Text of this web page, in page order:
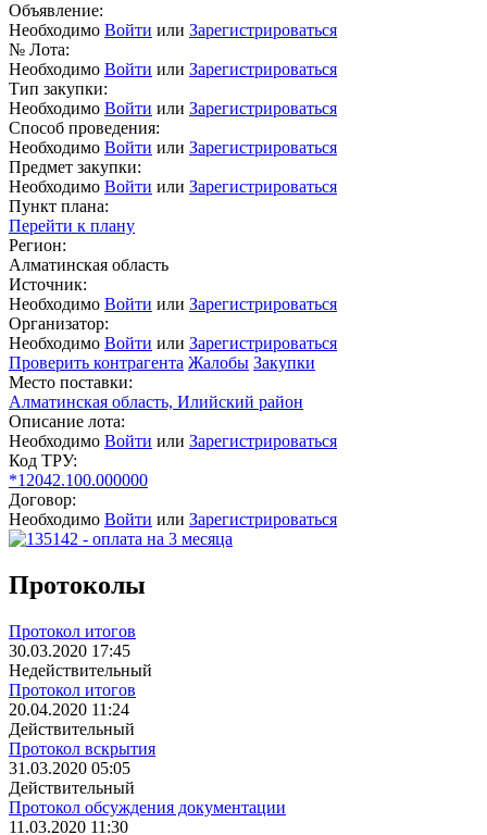
Объявление:
Необходимо Войти или Зарегистрироваться
№ Лота:
Необходимо Войти или Зарегистрироваться
Тип закупки:
Необходимо Войти или Зарегистрироваться
Способ проведения:
Необходимо Войти или Зарегистрироваться
Предмет закупки:
Необходимо Войти или Зарегистрироваться
Пункт плана:
Перейти к плану
Регион:
Алматинская область
Источник:
Необходимо Войти или Зарегистрироваться
Организатор:
Необходимо Войти или Зарегистрироваться
Проверить контрагента Жалобы Закупки
Место поставки:
Алматинская область, Илийский район
Описание лота:
Необходимо Войти или Зарегистрироваться
Код ТРУ:
*12042.100.000000
Договор:
Необходимо Войти или Зарегистрироваться
Протоколы
Протокол итогов
30.03.2020 17:45
Недействительный
Протокол итогов
20.04.2020 11:24
Действительный
Протокол вскрытия
31.03.2020 05:05
Действительный
Протокол обсуждения документации
11.03.2020 11:30